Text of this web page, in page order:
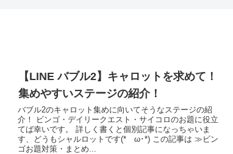
【LINE バブル2】キャロットを求めて！
集めやすいステージの紹介！
バブル2のキャロット集めに向いてそうなステージの紹
介！ ビンゴ・デイリークエスト・サイコロのお題に役立
てば幸いです。 詳しく書くと個別記事になっちゃいま
す、どうもシャルロットです(*ゝω･*) この記事は ≫ビン
ゴお題対策・まとめ...